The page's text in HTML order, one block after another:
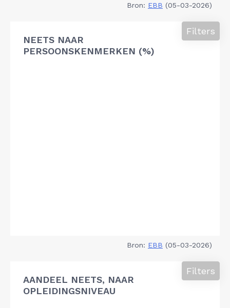
Bron: EBB (05-03-2026)
NEETS NAAR
PERSOONSKENMERKEN (%)
Filters
Bron: EBB (05-03-2026)
AANDEEL NEETS, NAAR
OPLEIDINGSNIVEAU
Filters